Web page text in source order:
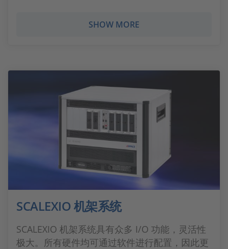
SHOW MORE
SCALEXIO 机架系统
SCALEXIO 机架系统具有众多 I/O 功能，灵活性
极大。所有硬件均可通过软件进行配置，因此更